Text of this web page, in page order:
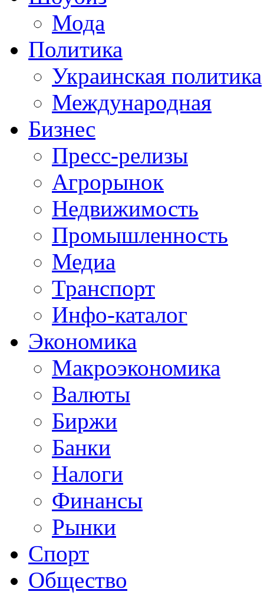
Мода
Политика
Украинская политика
Международная
Бизнес
Пресс-релизы
Агрорынок
Недвижимость
Промышленность
Медиа
Транспорт
Инфо-каталог
Экономика
Макроэкономика
Валюты
Биржи
Банки
Налоги
Финансы
Рынки
Спорт
Общество